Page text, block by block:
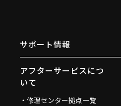
サポート情報
アフターサービスにつ
いて
修理センター拠点一覧